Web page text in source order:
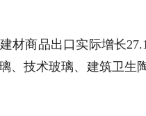
材商品出口实际增长
、技术玻璃、建筑卫生